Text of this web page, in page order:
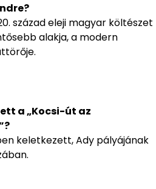
század eleji magyar költészet
alakja, a modern
a „Kocsi-út az
keletkezett, Ady pályájának